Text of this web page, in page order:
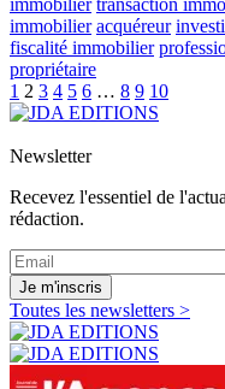
immobilier acquéreur
fiscalité immobilier
propriétaire
1 2 3 4 5 6 … 8 9 10
Newsletter
Recevez l'essentiel de
rédaction.
Je m'inscris
Toutes les newsletters >